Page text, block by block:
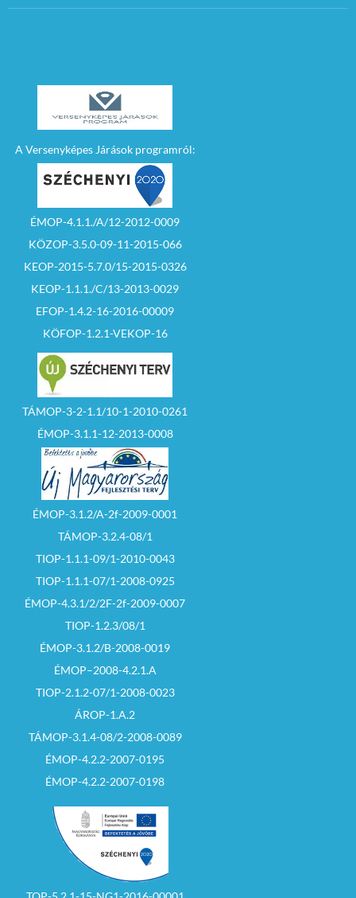
A Versenyképes Járások programról:
ÉMOP-4.1.1./A/12-2012-0009
KÖZOP-3.5.0-09-11-2015-066
KEOP-2015-5.7.0/15-2015-0326
KEOP-1.1.1./C/13-2013-0029
EFOP-1.4.2-16-2016-00009
KÖFOP-1.2.1-VEKOP-16
TÁMOP-3-2-1.1/10-1-2010-0261
ÉMOP-3.1.1-12-2013-0008
ÉMOP-3.1.2/A-2f-2009-0001
TÁMOP-3.2.4-08/1
TIOP-1.1.1-09/1-2010-0043
TIOP-1.1.1-07/1-2008-0925
ÉMOP-4.3.1/2/2F-2f-2009-0007
TIOP-1.2.3/08/1
ÉMOP-3.1.2/B-2008-0019
ÉMOP–2008-4.2.1.A
TIOP-2.1.2-07/1-2008-0023
ÁROP-1.A.2
TÁMOP-3.1.4-08/2-2008-0089
ÉMOP-4.2.2-2007-0195
ÉMOP-4.2.2-2007-0198